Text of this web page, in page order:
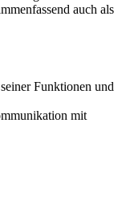
auch als
Funktionen und
mit